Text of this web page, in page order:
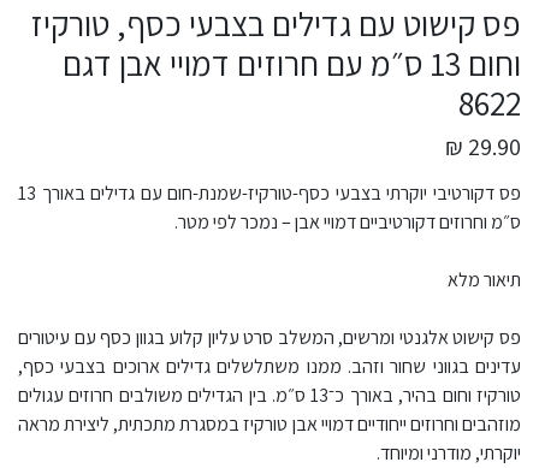
פס קישוט עם גדילים בצבעי כסף, טורקיז
וחום 13 ס״מ עם חרוזים דמויי אבן דגם
8622
29.90 ₪
פס דקורטיבי יוקרתי בצבעי כסף-טורקיז-שמנת-חום עם גדילים באורך 13
ס״מ וחרוזים דקורטיביים דמויי אבן – נמכר לפי מטר.
תיאור מלא
פס קישוט אלגנטי ומרשים, המשלב סרט עליון קלוע בגוון כסף עם עיטורים
עדינים בגווני שחור וזהב. ממנו משתלשלים גדילים ארוכים בצבעי כסף,
טורקיז וחום בהיר, באורך כ־13 ס״מ. בין הגדילים משולבים חרוזים עגולים
מוזהבים וחרוזים ייחודיים דמויי אבן טורקיז במסגרת מתכתית, ליצירת מראה
יוקרתי, מודרני ומיוחד.